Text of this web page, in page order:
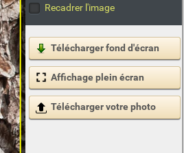
Recadrer l'image
Télécharger fond d'écran
Affichage plein écran
Télécharger votre photo